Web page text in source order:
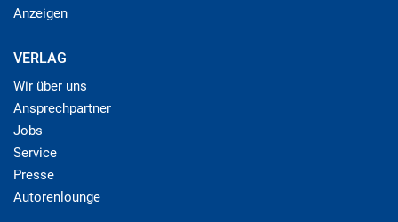
Anzeigen
VERLAG
Wir über uns
Ansprechpartner
Jobs
Service
Presse
Autorenlounge